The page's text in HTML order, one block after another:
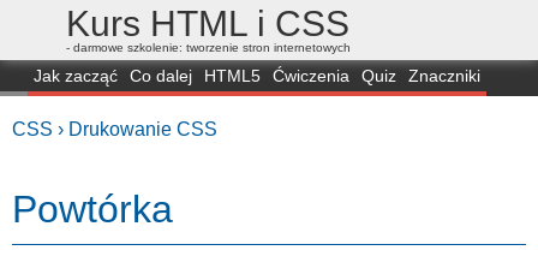
Kurs HTML i CSS
- darmowe szkolenie: tworzenie stron internetowych
Jak zacząć Co dalej HTML5 Ćwiczenia Quiz
Znaczniki
CSS › Drukowanie CSS
Powtórka